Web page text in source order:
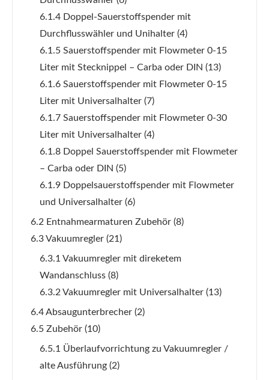
6.1.4 Doppel-Sauerstoffspender mit
Durchflusswähler und Unihalter (4)
6.1.5 Sauerstoffspender mit Flowmeter 0-15
Liter mit Stecknippel – Carba oder DIN (13)
6.1.6 Sauerstoffspender mit Flowmeter 0-15
Liter mit Universalhalter (7)
6.1.7 Sauerstoffspender mit Flowmeter 0-30
Liter mit Universalhalter (4)
6.1.8 Doppel Sauerstoffspender mit Flowmeter
– Carba oder DIN (5)
6.1.9 Doppelsauerstoffspender mit Flowmeter
und Universalhalter (6)
6.2 Entnahmearmaturen Zubehör (8)
6.3 Vakuumregler (21)
6.3.1 Vakuumregler mit direketem
Wandanschluss (8)
6.3.2 Vakuumregler mit Universalhalter (13)
6.4 Absaugunterbrecher (2)
6.5 Zubehör (10)
6.5.1 Überlaufvorrichtung zu Vakuumregler /
alte Ausführung (2)